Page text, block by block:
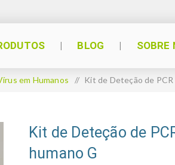
BLOG SOBRE
em Humanos / Kit de Deteção de
Kit de Deteção de
humano G